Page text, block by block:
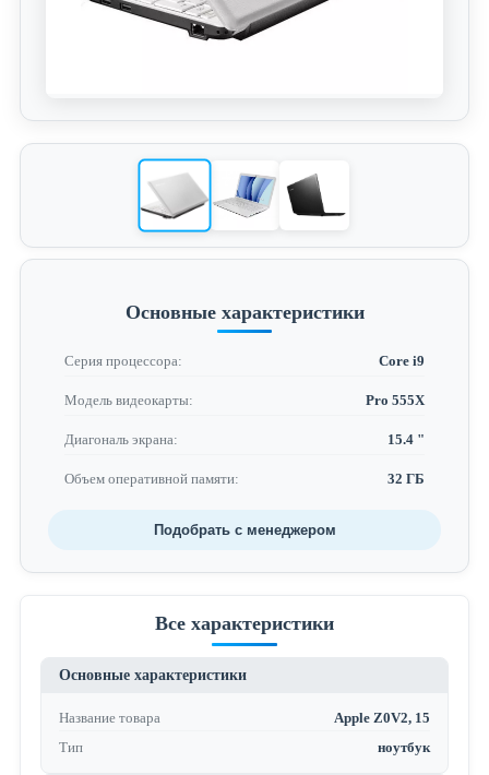
Основные характеристики
Серия процессора: Core i9
Модель видеокарты: Pro 555X
Диагональ экрана: 15.4 "
Объем оперативной памяти: 32 ГБ
Подобрать с менеджером
Все характеристики
Основные характеристики
Название товара
Apple Z0V2, 15
Тип
ноутбук